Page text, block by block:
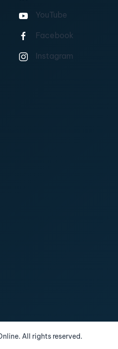
YouTube
Facebook
Instagram
All rights reserved.